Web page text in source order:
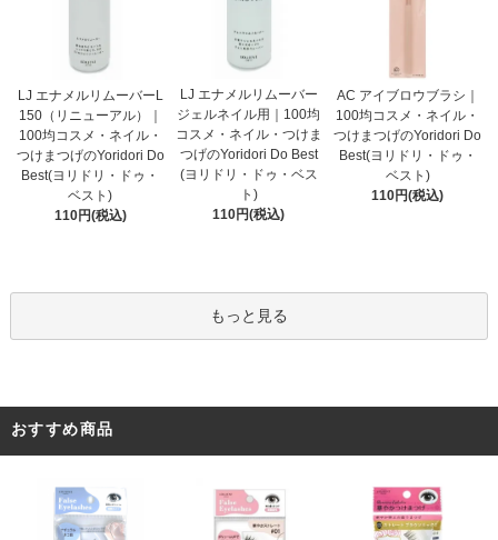
LJ エナメルリムーバーL
150（リニューアル）｜
100均コスメ・ネイル・
つけまつげのYoridori Do
Best(ヨリドリ・ドゥ・
ベスト)
110円(税込)
LJ エナメルリムーバー
ジェルネイル用｜100均
コスメ・ネイル・つけま
つげのYoridori Do Best
(ヨリドリ・ドゥ・ベス
ト)
110円(税込)
AC アイブロウブラシ｜
100均コスメ・ネイル・
つけまつげのYoridori Do
Best(ヨリドリ・ドゥ・
ベスト)
110円(税込)
もっと見る
おすすめ商品